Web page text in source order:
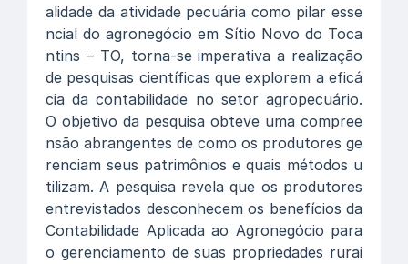
alidade da atividade pecuária como pilar esse
ncial do agronegócio em Sítio Novo do Toca
ntins – TO, torna-se imperativa a realização
de pesquisas científicas que explorem a eficá
cia da contabilidade no setor agropecuário.
O objetivo da pesquisa obteve uma compree
nsão abrangentes de como os produtores ge
renciam seus patrimônios e quais métodos u
tilizam. A pesquisa revela que os produtores
entrevistados desconhecem os benefícios da
Contabilidade Aplicada ao Agronegócio para
o gerenciamento de suas propriedades rurai